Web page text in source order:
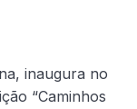
inaugura no
“Caminhos